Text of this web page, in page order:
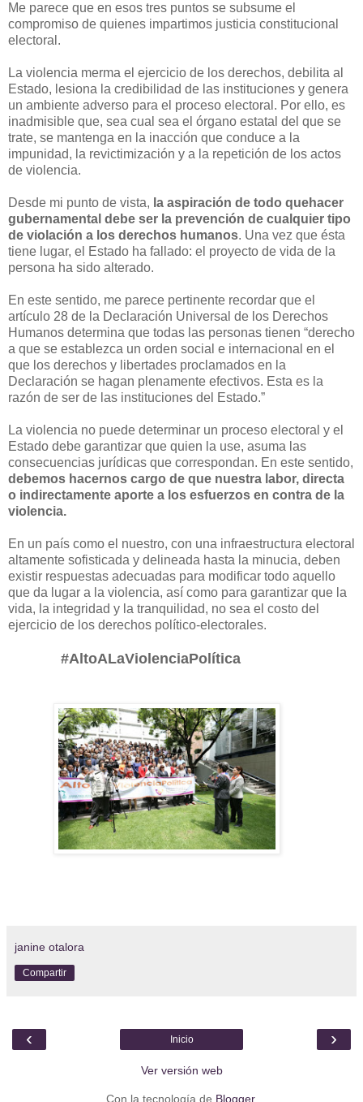
Me parece que en esos tres puntos se subsume el
compromiso de quienes impartimos justicia constitucional
electoral.
La violencia merma el ejercicio de los derechos, debilita al
Estado, lesiona la credibilidad de las instituciones y genera
un ambiente adverso para el proceso electoral. Por ello, es
inadmisible que, sea cual sea el órgano estatal del que se
trate, se mantenga en la inacción que conduce a la
impunidad, la revictimización y a la repetición de los actos
de violencia.
Desde mi punto de vista, la aspiración de todo quehacer
gubernamental debe ser la prevención de cualquier tipo
de violación a los derechos humanos. Una vez que ésta
tiene lugar, el Estado ha fallado: el proyecto de vida de la
persona ha sido alterado.
En este sentido, me parece pertinente recordar que el
artículo 28 de la Declaración Universal de los Derechos
Humanos determina que todas las personas tienen “derecho
a que se establezca un orden social e internacional en el
que los derechos y libertades proclamados en la
Declaración se hagan plenamente efectivos. Esta es la
razón de ser de las instituciones del Estado.”
La violencia no puede determinar un proceso electoral y el
Estado debe garantizar que quien la use, asuma las
consecuencias jurídicas que correspondan. En este sentido,
debemos hacernos cargo de que nuestra labor, directa
o indirectamente aporte a los esfuerzos en contra de la
violencia.
En un país como el nuestro, con una infraestructura electoral
altamente sofisticada y delineada hasta la minucia, deben
existir respuestas adecuadas para modificar todo aquello
que da lugar a la violencia, así como para garantizar que la
vida, la integridad y la tranquilidad, no sea el costo del
ejercicio de los derechos político-electorales.
#AltoALaViolenciaPolítica
janine otalora
Compartir
‹ ›
Inicio
Ver versión web
Con la tecnología de Blogger.